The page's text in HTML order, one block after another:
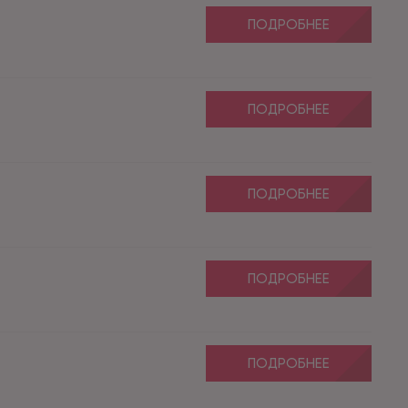
ПОДРОБНЕЕ
ПОДРОБНЕЕ
ПОДРОБНЕЕ
ПОДРОБНЕЕ
ПОДРОБНЕЕ